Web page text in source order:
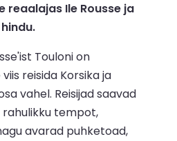
reaalajas Ile Rousse ja
Touloni on
reisida Korsika ja
vahel. Reisijad saavad
tempot,
avarad puhketoad,